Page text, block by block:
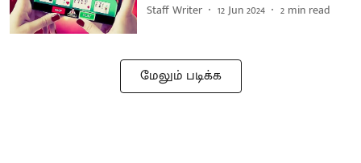
Staff Writer 12 Jun 2024 2 min read
மேலும் படிக்க